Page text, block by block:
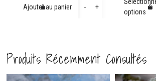
Ajouter au panier -
rose
+
options
Produits Récemment Consultés